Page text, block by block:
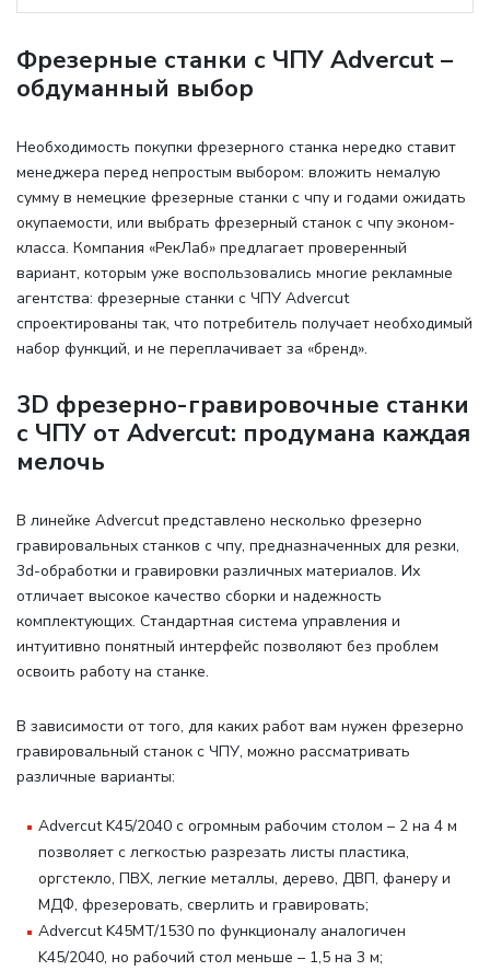
Фрезерные станки с ЧПУ Advercut –
обдуманный выбор
Необходимость покупки фрезерного станка нередко ставит
менеджера перед непростым выбором: вложить немалую
сумму в немецкие фрезерные станки с чпу и годами ожидать
окупаемости, или выбрать фрезерный станок с чпу эконом-
класса. Компания «РекЛаб» предлагает проверенный
вариант, которым уже воспользовались многие рекламные
агентства: фрезерные станки с ЧПУ Advercut
спроектированы так, что потребитель получает необходимый
набор функций, и не переплачивает за «бренд».
3D фрезерно-гравировочные станки
с ЧПУ от Advercut: продумана каждая
мелочь
В линейке Advercut представлено несколько фрезерно
гравировальных станков с чпу, предназначенных для резки,
3d-обработки и гравировки различных материалов. Их
отличает высокое качество сборки и надежность
комплектующих. Стандартная система управления и
интуитивно понятный интерфейс позволяют без проблем
освоить работу на станке.
В зависимости от того, для каких работ вам нужен фрезерно
гравировальный станок с ЧПУ, можно рассматривать
различные варианты:
Advercut K45/2040 с огромным рабочим столом – 2 на 4 м
позволяет с легкостью разрезать листы пластика,
оргстекло, ПВХ, легкие металлы, дерево, ДВП, фанеру и
МДФ, фрезеровать, сверлить и гравировать;
Advercut K45MT/1530 по функционалу аналогичен
K45/2040, но рабочий стол меньше – 1,5 на 3 м;